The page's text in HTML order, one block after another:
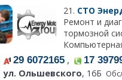
21. СТО
Ремонт и
тормозной
29 6072165 , 17
ул. Ольшевского, 16Б